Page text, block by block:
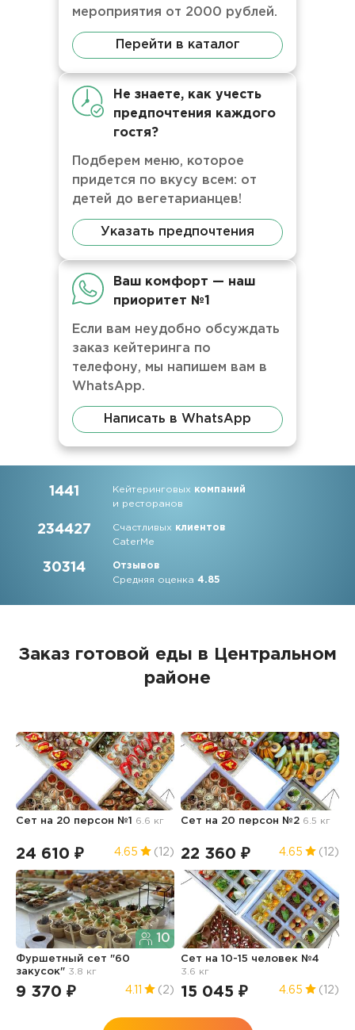
мероприятия от 2000 рублей.
Перейти в каталог
Не знаете, как учесть
предпочтения каждого
гостя?
Подберем меню, которое
придется по вкусу всем: от
детей до вегетарианцев!
Указать предпочтения
Ваш комфорт — наш
приоритет №1
Если вам неудобно обсуждать
заказ кейтеринга по
телефону, мы напишем вам в
WhatsApp.
Написать в WhatsApp
1441 Кейтеринговых компаний
и ресторанов
234427 Счастливых клиентов
CaterMe
30314
Отзывов
Средняя оценка4.85
Заказ готовой еды в Центральном
районе
Сет на 20 персон №1 6.6 кг
24 610 ₽ 4.65 (12)
Сет на 20 персон №2 6.5 кг
22 360 ₽ 4.65 (12)
10
Фуршетный сет "60
закусок" 3.8 кг
9 370 ₽ 4.11 (2)
Сет на 10-15 человек №4
3.6 кг
15 045 ₽ 4.65 (12)